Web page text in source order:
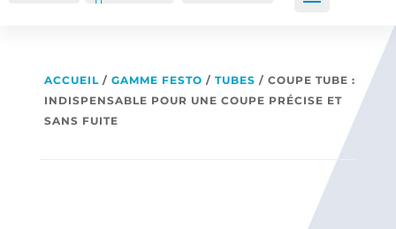
ACCUEIL / GAMME FESTO / TUBES / COUPE TUBE :
INDISPENSABLE POUR UNE COUPE PRÉCISE ET
SANS FUITE